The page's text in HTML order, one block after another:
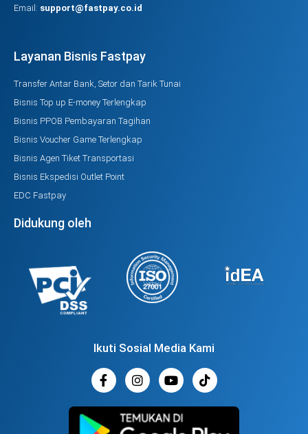
Email: support@fastpay.co.id
Layanan Bisnis Fastpay
Transfer Antar Bank, Setor dan Tarik Tunai
Bisnis Top up E-money Terlengkap
Bisnis PPOB Pembayaran Tagihan
Bisnis Voucher Game Terlengkap
Bisnis Agen Tiket Transportasi
Bisnis Ekspedisi Outlet Point
EDC Fastpay
Didukung oleh
Ikuti Sosial Media Kami